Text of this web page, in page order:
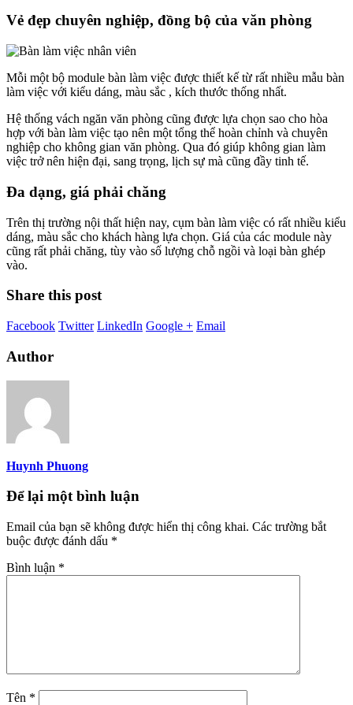
Vẻ đẹp chuyên nghiệp, đồng bộ của văn phòng
Mỗi một bộ module bàn làm việc được thiết kế từ rất nhiều mẫu bàn
làm việc với kiểu dáng, màu sắc , kích thước thống nhất.
Hệ thống vách ngăn văn phòng cũng được lựa chọn sao cho hòa
hợp với bàn làm việc tạo nên một tổng thể hoàn chỉnh và chuyên
nghiệp cho không gian văn phòng. Qua đó giúp không gian làm
việc trở nên hiện đại, sang trọng, lịch sự mà cũng đầy tinh tế.
Đa dạng, giá phải chăng
Trên thị trường nội thất hiện nay, cụm bàn làm việc có rất nhiều kiểu
dáng, màu sắc cho khách hàng lựa chọn. Giá của các module này
cũng rất phải chăng, tùy vào số lượng chỗ ngồi và loại bàn ghép
vào.
Share this post
Facebook Twitter LinkedIn Google + Email
Author
Huynh Phuong
Để lại một bình luận
Email của bạn sẽ không được hiển thị công khai. Các trường bắt
buộc được đánh dấu *
Bình luận *
Tên *